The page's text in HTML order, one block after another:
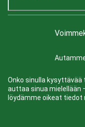
Onko sinulla
auttaa sinua mielellään
löydämme oikeat tiedot